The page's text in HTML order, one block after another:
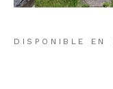
DISPONIBLE EN